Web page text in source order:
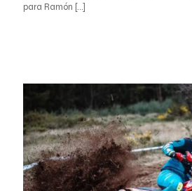
para Ramón […]